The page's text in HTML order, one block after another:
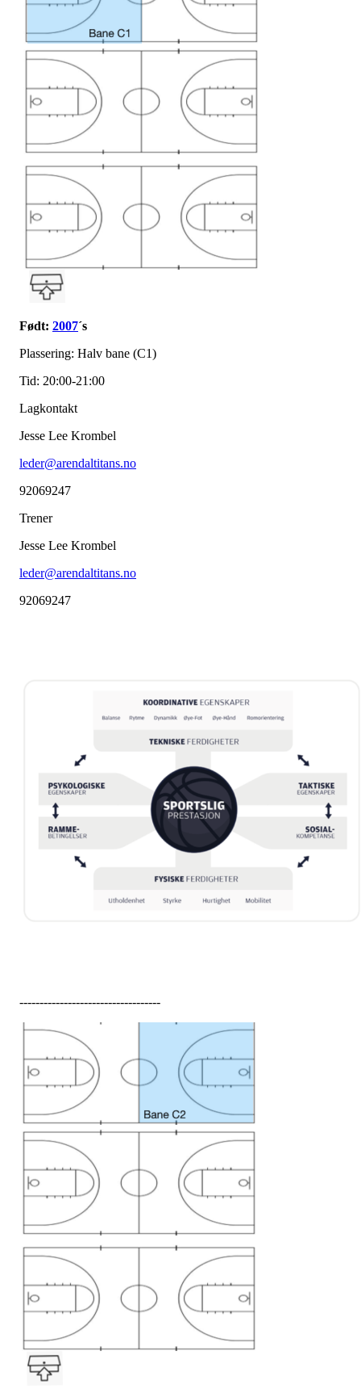
Født: 2007´s
Plassering: Halv bane (C1)
Tid: 20:00-21:00
Lagkontakt
Jesse Lee Krombel
leder@arendaltitans.no
92069247
Trener
Jesse Lee Krombel
leder@arendaltitans.no
92069247
-----------------------------------